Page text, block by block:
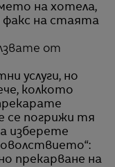
на хотела,
факс на стаята
от
услуги, но
колкото
погрижи тя
изберете
прекарване на